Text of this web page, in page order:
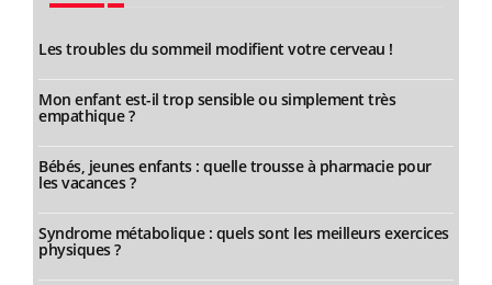
Les troubles du sommeil modifient votre cerveau !
Mon enfant est-il trop sensible ou simplement très
empathique ?
Bébés, jeunes enfants : quelle trousse à pharmacie pour
les vacances ?
Syndrome métabolique : quels sont les meilleurs exercices
physiques ?